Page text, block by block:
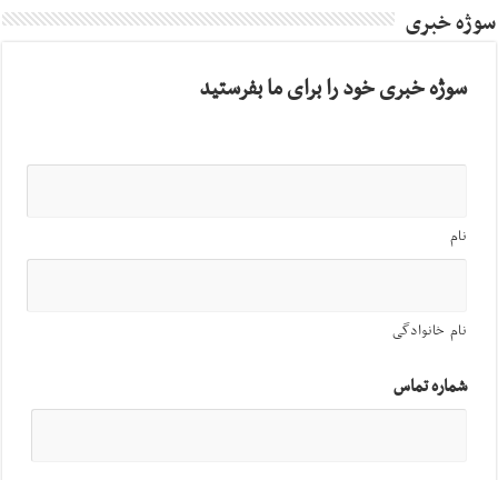
سوژه خبری
سوژه خبری خود را برای ما بفرستید
نام
نام خانوادگی
شماره تماس